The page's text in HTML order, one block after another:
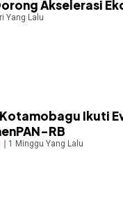
Akselerasi
Yang Lalu
Ikuti
RB
1 Minggu Yang Lalu